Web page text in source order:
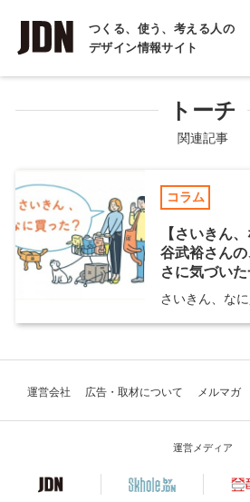
つくる、使う、考える人の
デザイン情報サイト
INTERVIEW
インタビュー
コラム
トーチ
関連記事
コラム
【さいきん
谷武裕さん
さに気づい
さいきん、な
運営会社 広告・取材について メルマガ
運営メディア